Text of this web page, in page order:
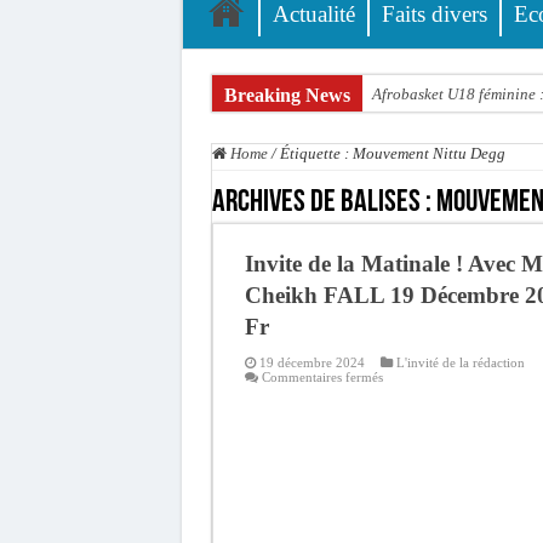
Actualité Faits divers
Breaking News Afrobasket U18 féminine
Aide aux ménages
AfroBasket U18 masculin
Fatick : Un carambolage
Bilan Magal de Touba :
Tragédie à Guinaw-
Prétendu contrat de 50
Home / Étiquette : Mouvement Nittu Degg
Archives de balises :
Invite de la Matinale ! Avec
Cheikh FALL 19 Décembre
Fr
19 décembre 2024
L'invité de la rédaction
Commentaires ferméssur